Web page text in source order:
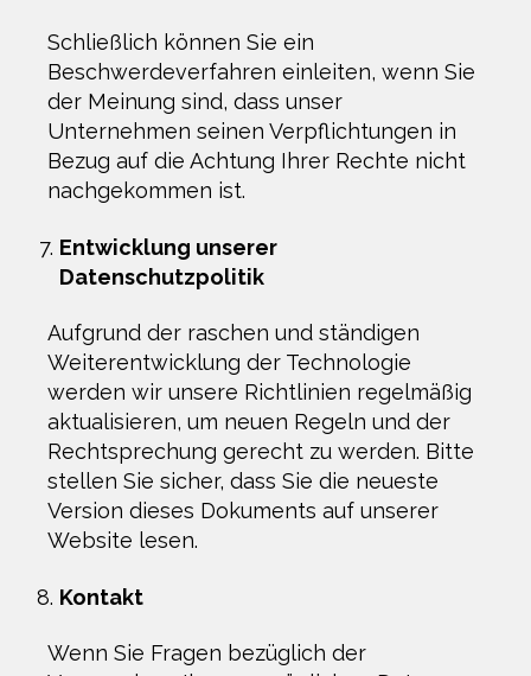
Schließlich können Sie ein
Beschwerdeverfahren einleiten, wenn Sie
der Meinung sind, dass unser
Unternehmen seinen Verpflichtungen in
Bezug auf die Achtung Ihrer Rechte nicht
nachgekommen ist.
Entwicklung unserer
Datenschutzpolitik
Aufgrund der raschen und ständigen
Weiterentwicklung der Technologie
werden wir unsere Richtlinien regelmäßig
aktualisieren, um neuen Regeln und der
Rechtsprechung gerecht zu werden. Bitte
stellen Sie sicher, dass Sie die neueste
Version dieses Dokuments auf unserer
Website lesen.
Kontakt
Wenn Sie Fragen bezüglich der